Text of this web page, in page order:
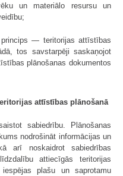
un materiālo resursu un
— teritorijas attīstības
tos savstarpēji saskaņojot
plānošanas dokumentos
attīstības plānošanā
sabiedrību. Plānošanas
nodrošināt informācijas un
arī noskaidrot sabiedrības
attiecīgās teritorijas
plašu un saprotamu